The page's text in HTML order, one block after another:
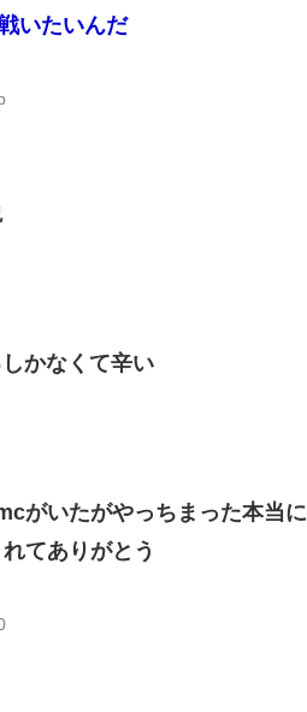
いたいんだ
かなくて辛い
がいたがやっちまった本当
てありがとう